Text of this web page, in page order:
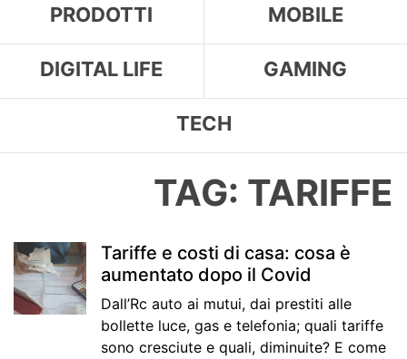
PRODOTTI MOBILE
DIGITAL LIFE GAMING
TECH
TAG: TARIFFE
Tariffe e costi di casa: cosa è
aumentato dopo il Covid
Dall’Rc auto ai mutui, dai prestiti alle
bollette luce, gas e telefonia; quali tariffe
sono cresciute e quali, diminuite? E come